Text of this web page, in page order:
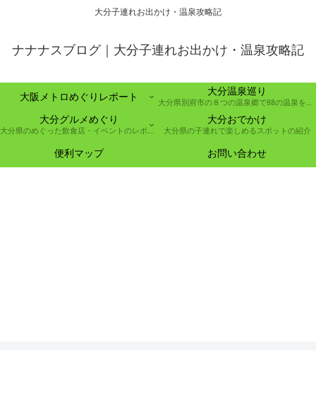
大分子連れお出かけ・温泉攻略記
ナナナスブログ｜大分子連れお出かけ・温泉攻略記
大阪メトロめぐりレポート 大分温泉巡り
大分県別府市の８つの温泉郷で88の温泉を巡る取り組み
大分グルメめぐり
大分県のめぐった飲食店・イベントのレポート
大分おでかけ
大分県の子連れで楽しめるスポットの紹介
便利マップ お問い合わせ